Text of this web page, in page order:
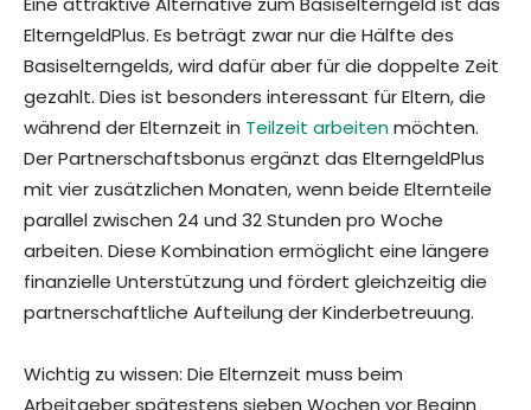
ElterngeldPlus. Es beträgt zwar nur die Hälfte des
Basiselterngelds, wird dafür aber für die doppelte Zeit
gezahlt. Dies ist besonders interessant für Eltern, die
während der Elternzeit in Teilzeit arbeitenmöchten.
Der Partnerschaftsbonus ergänzt das ElterngeldPlus
mit vier zusätzlichen Monaten, wenn beide Elternteile
parallel zwischen 24 und 32 Stunden pro Woche
arbeiten. Diese Kombination ermöglicht eine längere
finanzielle Unterstützung und fördert gleichzeitig die
partnerschaftliche Aufteilung der Kinderbetreuung.
Wichtig zu wissen: Die Elternzeit muss beim
Arbeitgeber spätestens sieben Wochen vor Beginn